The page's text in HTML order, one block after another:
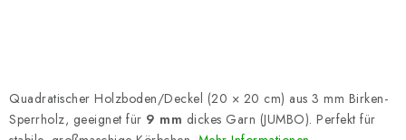
Quadratischer Holzboden/Deckel (20 × 20 cm) aus 3 mm Birken-
Sperrholz, geeignet für 9 mm dickes Garn (JUMBO). Perfekt für